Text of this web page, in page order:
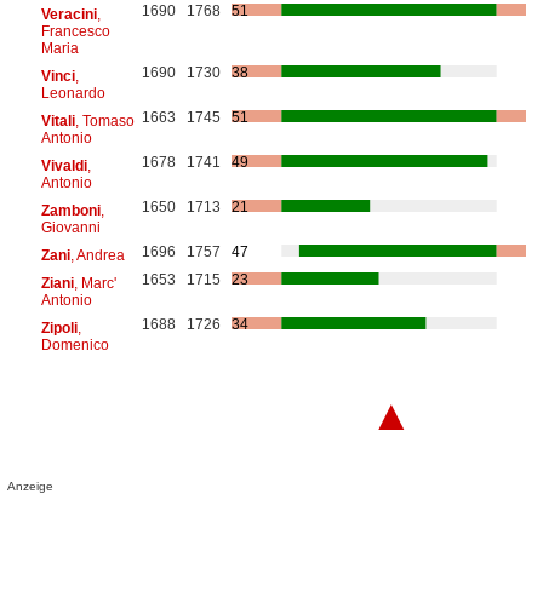
Veracini,
Francesco
Maria
1690 1768 51
Vinci,
Leonardo
1690 1730 38
Vitali, Tomaso
Antonio
1663 1745 51
Vivaldi,
Antonio
1678 1741 49
Zamboni,
Giovanni
1650 1713 21
Zani, Andrea 1696 1757
47
Ziani, Marc'
Antonio
1653 1715 23
Zipoli,
Domenico
1688 1726 34
▲
Anzeige